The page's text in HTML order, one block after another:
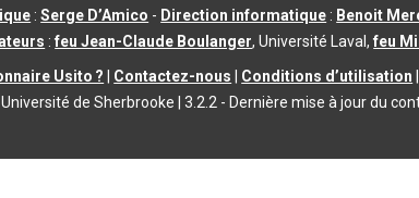
:Serge D’Amico - Direction informatique : Benoit
:feu Jean-Claude Boulanger, Université Laval,feu
Usito ?
Contactez-nous Conditions d’utilisation
Université de Sherbrooke |3.2.2 - Dernière mise à jour du